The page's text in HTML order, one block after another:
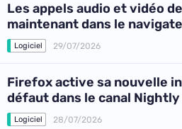
Les appels audio et vidéo
maintenant dans le
Logiciel 29/07/2026
Firefox active sa nouvelle
défaut dans le canal Nightly
Logiciel 28/07/2026